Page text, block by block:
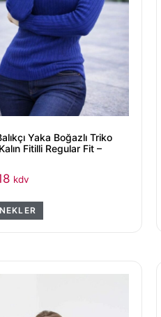
Yaka Boğazlı Triko
Fitilli Regular Fit –
kdv